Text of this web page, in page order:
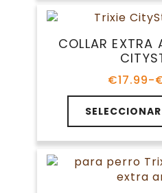
producto
variantes.
opciones
pueden
elegir
la
página
producto
COLLAR EXTRA
€17.99-
Este
producto
tiene
múltiples
variantes.